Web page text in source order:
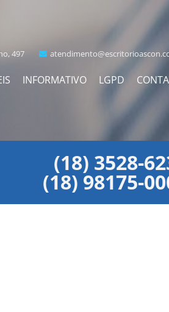
497
INFORMATIVO LGPD
(18) 3528-
(18) 98175-